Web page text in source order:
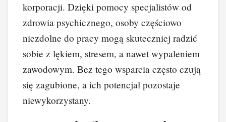
korporacji. Dzięki pomocy specjalistów od
zdrowia psychicznego, osoby częściowo
niezdolne do pracy mogą skuteczniej radzić
sobie z lękiem, stresem, a nawet wypaleniem
zawodowym. Bez tego wsparcia często czują
się zagubione, a ich potencjał pozostaje
niewykorzystany.